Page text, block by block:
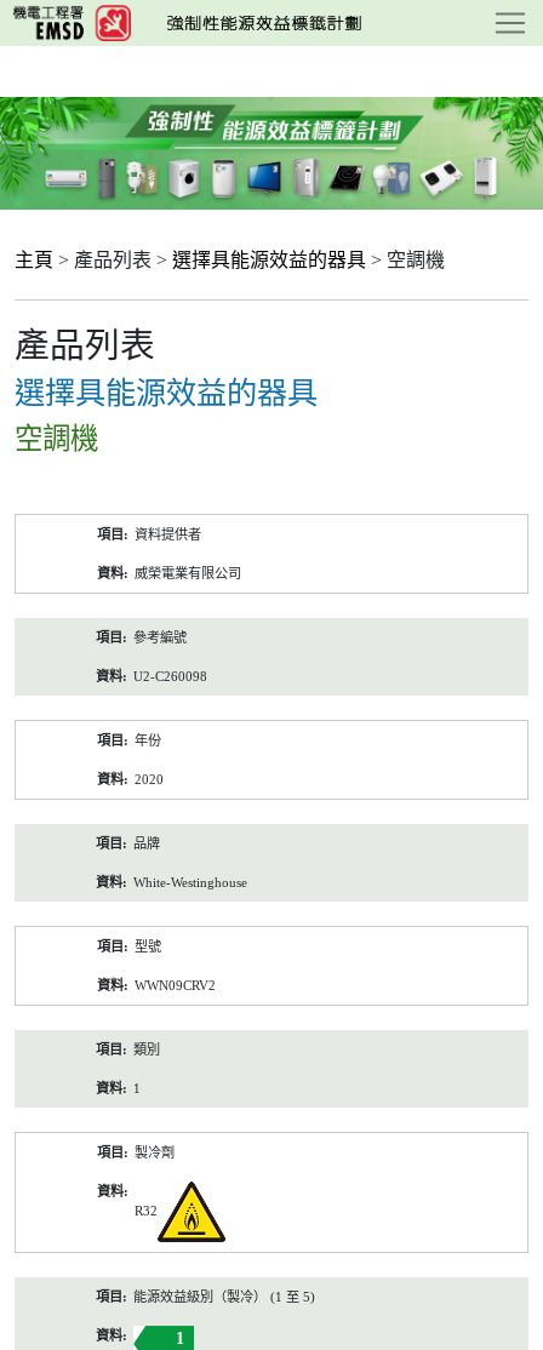
跳
至
要
內
容
主頁 > 產品列表 > 選擇具能源效益的器具 > 空調機
產品列表
選擇具能源效益的器具
空調機
資料提供者
威榮電業有限公司
參考編號
U2-C260098
年份
2020
品牌
White-Westinghouse
型號
WWN09CRV2
類別
1
製冷劑
R32
能源效益級別（製冷） (1 至 5)
1